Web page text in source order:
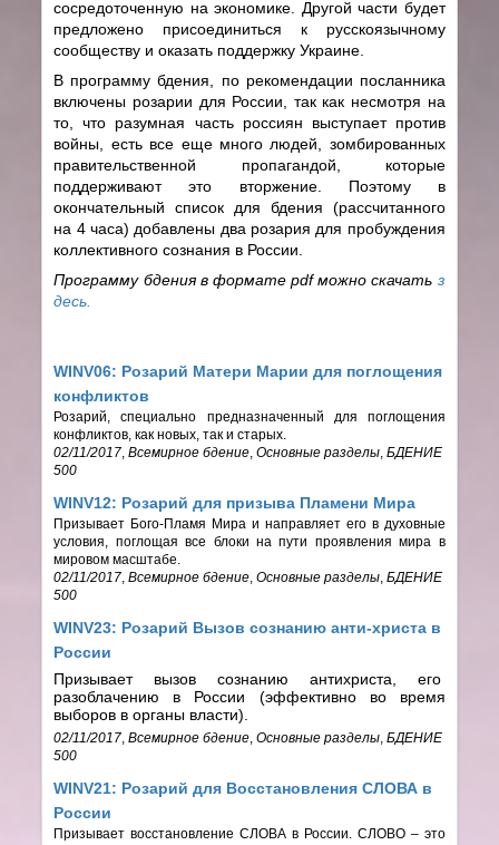
сосредоточенную на экономике. Другой части будет
предложено присоединиться к русскоязычному
сообществу и оказать поддержку Украине.
В программу бдения, по рекомендации посланника
включены розарии для России, так как несмотря на
то, что разумная часть россиян выступает против
войны, есть все еще много людей, зомбированных
правительственной пропагандой, которые
поддерживают это вторжение. Поэтому в
окончательный список для бдения (рассчитанного
на 4 часа) добавлены два розария для пробуждения
коллективного сознания в России.
Программу бдения в формате pdf можно скачать з
десь.
WINV06: Розарий Матери Марии для поглощения
конфликтов
Розарий, специально предназначенный для поглощения
конфликтов, как новых, так и старых.
02/11/2017 ,Всемирное бдение ,Основные разделы ,БДЕНИЕ
500
WINV12: Розарий для призыва Пламени Мира
Призывает Бого-Пламя Мира и направляет его в духовные
условия, поглощая все блоки на пути проявления мира в
мировом масштабе.
02/11/2017 ,Всемирное бдение ,Основные разделы ,БДЕНИЕ
500
WINV23: Розарий Вызов сознанию анти-христа в
России
Призывает вызов сознанию антихриста, его
разоблачению в России (эффективно во время
выборов в органы власти).
02/11/2017 ,Всемирное бдение ,Основные разделы ,БДЕНИЕ
500
WINV21: Розарий для Восстановления СЛОВА в
России
Призывает восстановление СЛОВА в России. СЛОВО – это